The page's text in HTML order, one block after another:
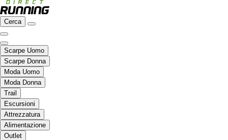
Cerca
Scarpe Uomo
Scarpe Donna
Moda Uomo
Moda Donna
Trail
Escursioni
Attrezzatura
Alimentazione
Outlet